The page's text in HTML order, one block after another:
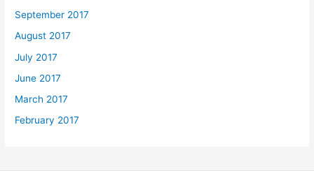
September 2017
August 2017
July 2017
June 2017
March 2017
February 2017